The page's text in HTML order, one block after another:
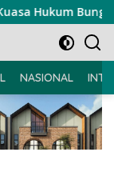
Bung RA
NASIONAL